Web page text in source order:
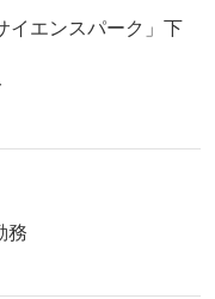
イエンスパーク」下
務